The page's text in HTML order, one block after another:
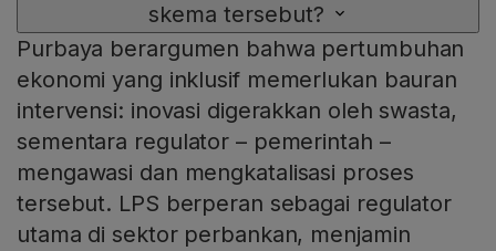
skema tersebut?
Purbaya berargumen bahwa pertumbuhan
ekonomi yang inklusif memerlukan bauran
intervensi: inovasi digerakkan oleh swasta,
sementara regulator – pemerintah –
mengawasi dan mengkatalisasi proses
tersebut. LPS berperan sebagai regulator
utama di sektor perbankan, menjamin